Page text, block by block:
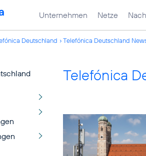
Unternehmen Netze
Deutschland Telefónica Deutschland
Telefónica